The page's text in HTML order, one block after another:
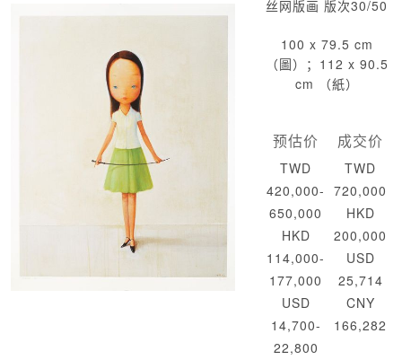
丝网版画 版次30/50
100 x 79.5 cm
（圖）；112 x 90.5
cm （紙）
预估价
TWD
420,000-
650,000
HKD
114,000-
177,000
USD
14,700-
22,800
成交价
TWD
720,000
HKD
200,000
USD
25,714
CNY
166,282